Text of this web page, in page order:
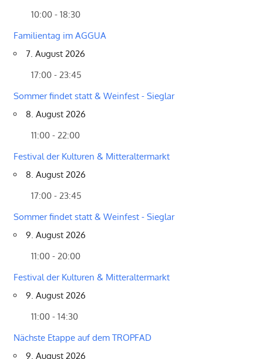
10:00 - 18:30
Familientag im AGGUA
7. August 2026
17:00 - 23:45
Sommer findet statt & Weinfest - Sieglar
8. August 2026
11:00 - 22:00
Festival der Kulturen & Mitteraltermarkt
8. August 2026
17:00 - 23:45
Sommer findet statt & Weinfest - Sieglar
9. August 2026
11:00 - 20:00
Festival der Kulturen & Mitteraltermarkt
9. August 2026
11:00 - 14:30
Nächste Etappe auf dem TROPFAD
9. August 2026